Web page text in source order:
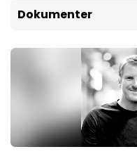
Dokumenter